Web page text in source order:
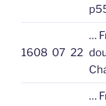
1608 07 22
…
…